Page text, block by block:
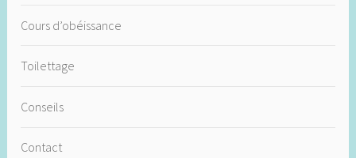
Cours d’obéissance
Toilettage
Conseils
Contact